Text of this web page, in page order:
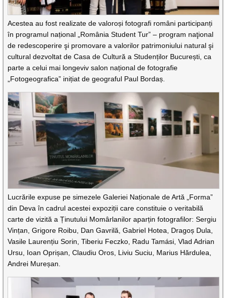
Acestea au fost realizate de valoroși fotografi români participanți
în programul național „România Student Tur” – program naţional
de redescoperire şi promovare a valorilor patrimoniului natural şi
cultural dezvoltat de Casa de Cultură a Studenților București, ca
parte a celui mai longeviv salon național de fotografie
„Fotogeografica” inițiat de geograful Paul Bordaș.
Lucrările expuse pe simezele Galeriei Naționale de Artă „Forma”
din Deva în cadrul acestei expoziții care constituie o veritabilă
carte de vizită a Ținutului Momârlanilor aparțin fotografilor: Sergiu
Vințan, Grigore Roibu, Dan Gavrilă, Gabriel Hotea, Dragoș Dula,
Vasile Laurențiu Sorin, Tiberiu Feczko, Radu Tamási, Vlad Adrian
Ursu, Ioan Oprișan, Claudiu Oros, Liviu Suciu, Marius Hărdulea,
Andrei Mureșan.